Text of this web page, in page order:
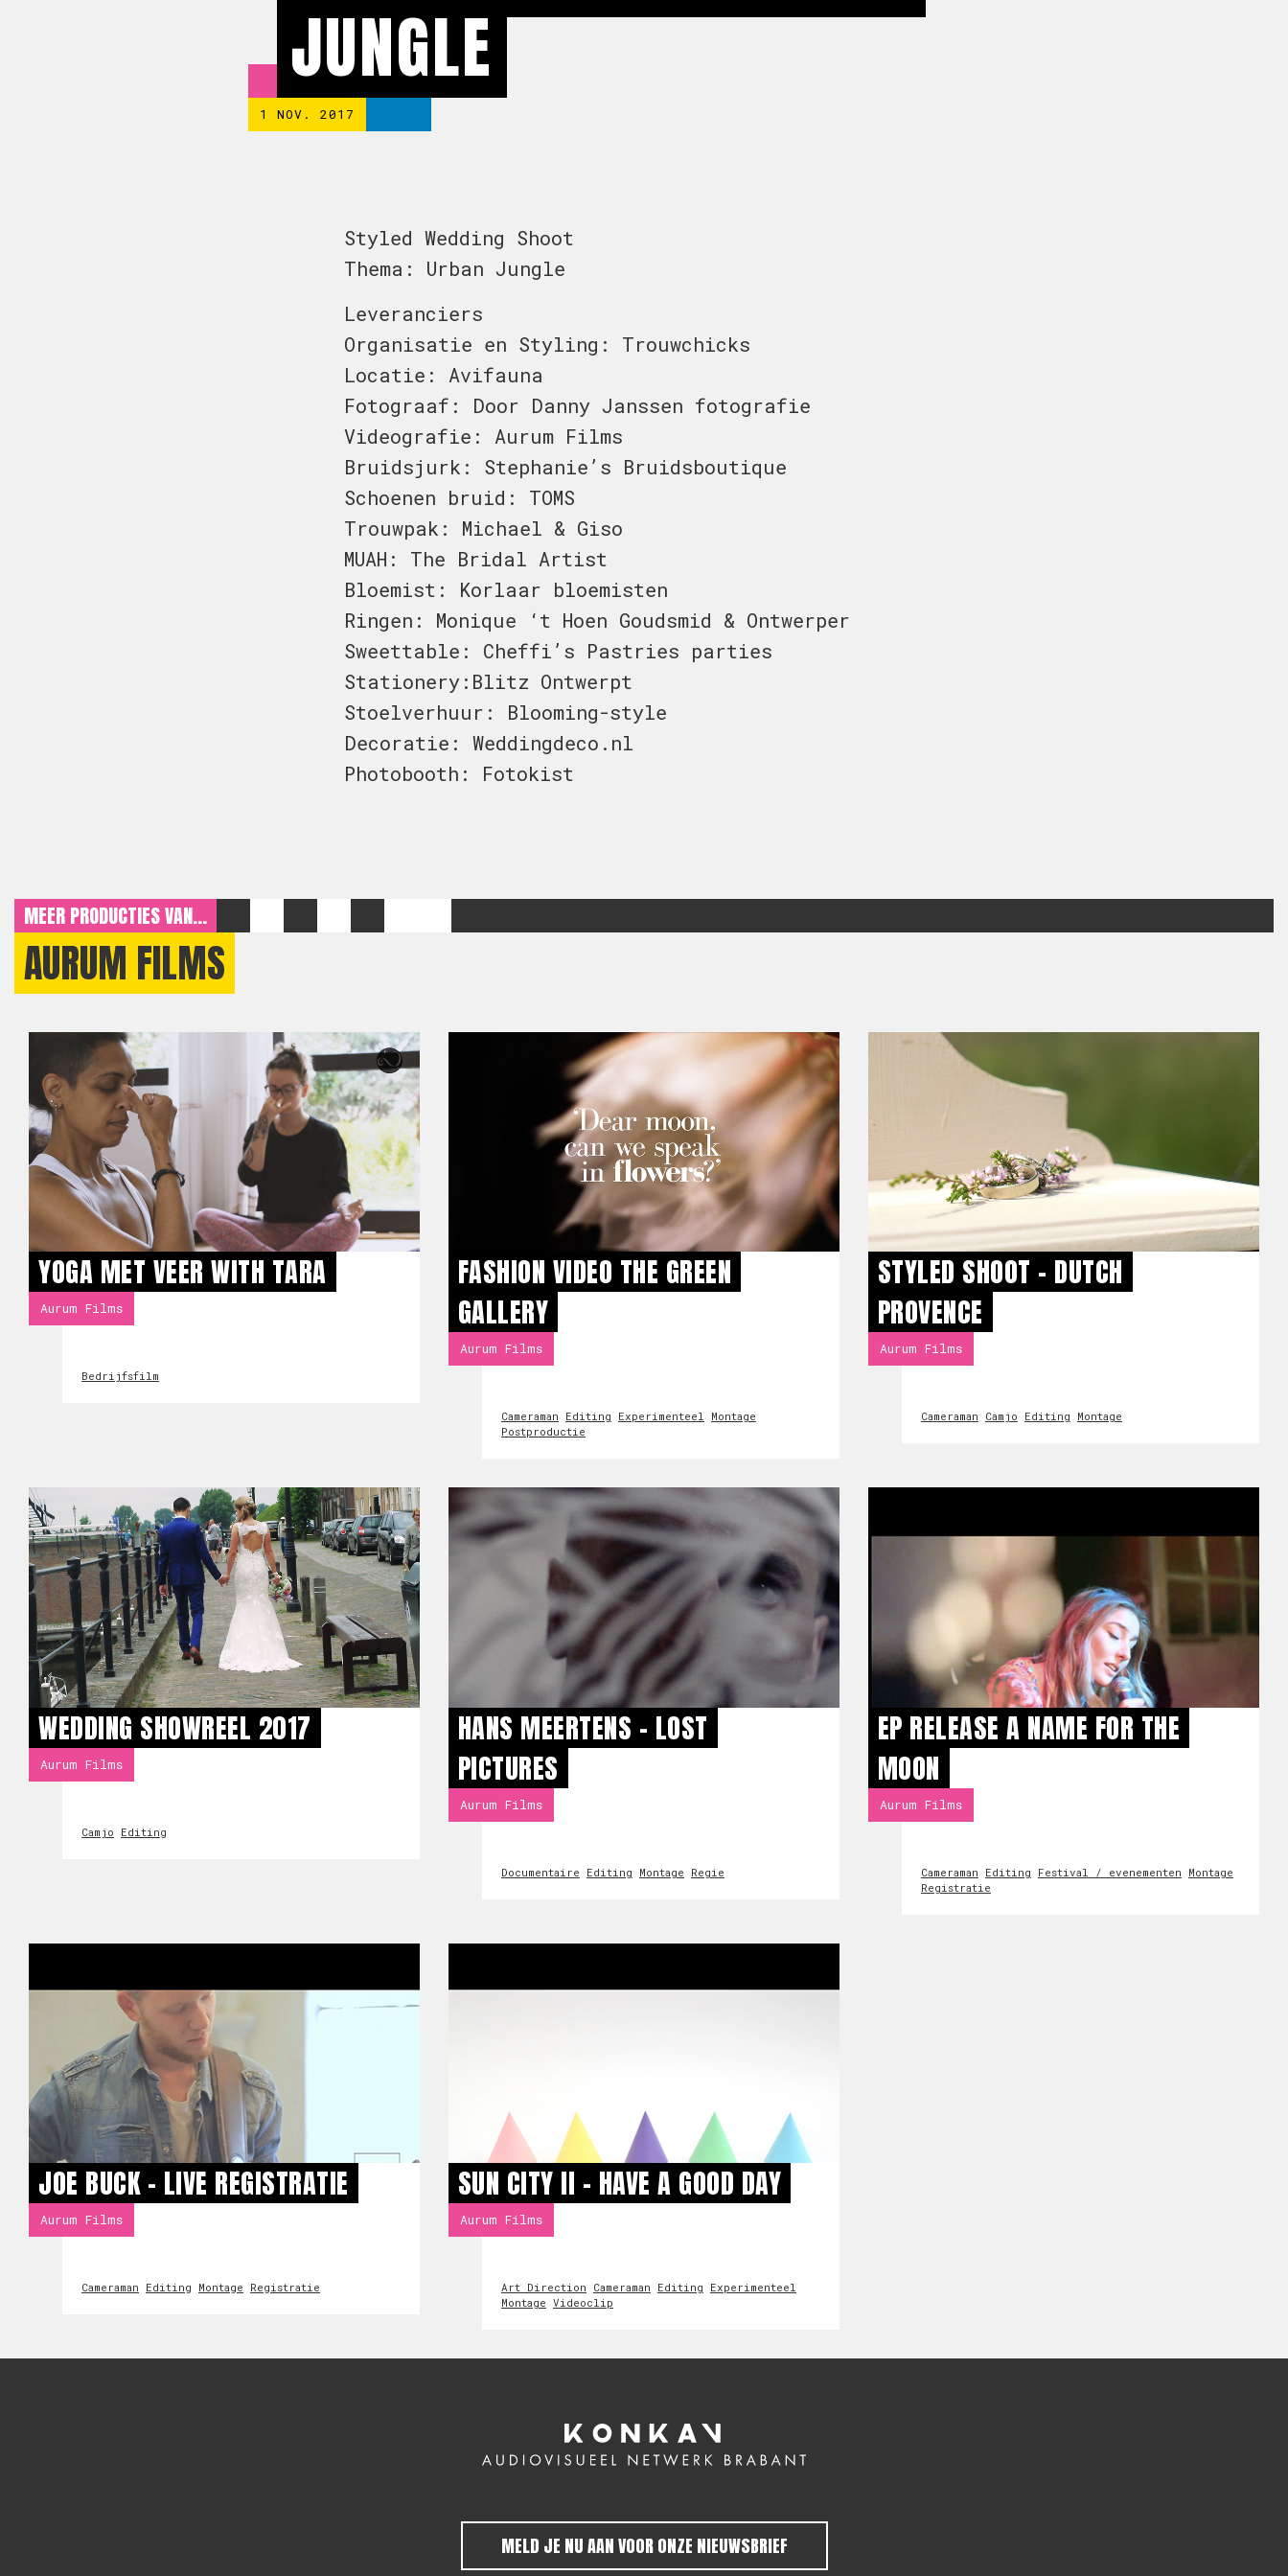
JUNGLE
1 NOV. 2017
Styled Wedding Shoot
Thema: Urban Jungle
Leveranciers
Organisatie en Styling: Trouwchicks
Locatie: Avifauna
Fotograaf: Door Danny Janssen fotografie
Videografie: Aurum Films
Bruidsjurk: Stephanie’s Bruidsboutique
Schoenen bruid: TOMS
Trouwpak: Michael & Giso
MUAH: The Bridal Artist
Bloemist: Korlaar bloemisten
Ringen: Monique ‘t Hoen Goudsmid & Ontwerper
Sweettable: Cheffi’s Pastries parties
Stationery:Blitz Ontwerpt
Stoelverhuur: Blooming-style
Decoratie: Weddingdeco.nl
Photobooth: Fotokist
MEER PRODUCTIES VAN...
AURUM FILMS
YOGA MET VEER WITH TARA
Aurum Films
Bedrijfsfilm
FASHION VIDEO THE GREEN
GALLERY
Aurum Films
Cameraman Editing Experimenteel Montage
Postproductie
STYLED SHOOT - DUTCH
PROVENCE
Aurum Films
Cameraman Camjo Editing Montage
WEDDING SHOWREEL 2017
Aurum Films
Camjo Editing
HANS MEERTENS - LOST
PICTURES
Aurum Films
Documentaire Editing Montage Regie
EP RELEASE A NAME FOR THE
MOON
Aurum Films
Cameraman Editing Festival / evenementen Montage
Registratie
JOE BUCK - LIVE REGISTRATIE
Aurum Films
Cameraman Editing Montage Registratie
SUN CITY II - HAVE A GOOD DAY
Aurum Films
Art Direction Cameraman Editing Experimenteel
Montage Videoclip
MELD JE NU AAN VOOR ONZE NIEUWSBRIEF